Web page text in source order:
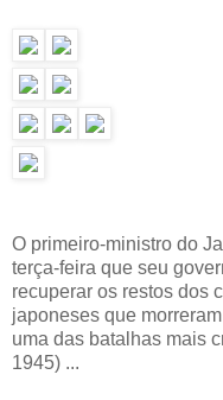
O primeiro-ministro do
terça-feira que seu
recuperar os restos dos
japoneses que
uma das batalhas mais
1945) ...